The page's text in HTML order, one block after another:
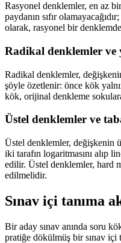
Rasyonel denklemler, en az
paydanın sıfır
olarak, rasyonel bir
Radikal denklemler ve
Radikal denklemler,
şöyle özetlenir: önce kök
kök, orijinal denkleme
Üstel denklemler ve
Üstel denklemler, değişkenin
iki tarafın logaritmasını alıp
edilir. Üstel denklemler, hard
edilmelidir.
Sınav içi tanıma
Bir aday sınav anında soru
pratiğe dökülmüş bir sınav içi